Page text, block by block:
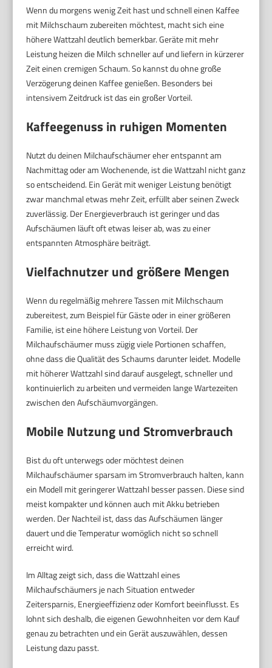
Wenn du morgens wenig Zeit hast und schnell einen Kaffee
mit Milchschaum zubereiten möchtest, macht sich eine
höhere Wattzahl deutlich bemerkbar. Geräte mit mehr
Leistung heizen die Milch schneller auf und liefern in kürzerer
Zeit einen cremigen Schaum. So kannst du ohne große
Verzögerung deinen Kaffee genießen. Besonders bei
intensivem Zeitdruck ist das ein großer Vorteil.
Kaffeegenuss in ruhigen Momenten
Nutzt du deinen Milchaufschäumer eher entspannt am
Nachmittag oder am Wochenende, ist die Wattzahl nicht ganz
so entscheidend. Ein Gerät mit weniger Leistung benötigt
zwar manchmal etwas mehr Zeit, erfüllt aber seinen Zweck
zuverlässig. Der Energieverbrauch ist geringer und das
Aufschäumen läuft oft etwas leiser ab, was zu einer
entspannten Atmosphäre beiträgt.
Vielfachnutzer und größere Mengen
Wenn du regelmäßig mehrere Tassen mit Milchschaum
zubereitest, zum Beispiel für Gäste oder in einer größeren
Familie, ist eine höhere Leistung von Vorteil. Der
Milchaufschäumer muss zügig viele Portionen schaffen,
ohne dass die Qualität des Schaums darunter leidet. Modelle
mit höherer Wattzahl sind darauf ausgelegt, schneller und
kontinuierlich zu arbeiten und vermeiden lange Wartezeiten
zwischen den Aufschäumvorgängen.
Mobile Nutzung und Stromverbrauch
Bist du oft unterwegs oder möchtest deinen
Milchaufschäumer sparsam im Stromverbrauch halten, kann
ein Modell mit geringerer Wattzahl besser passen. Diese sind
meist kompakter und können auch mit Akku betrieben
werden. Der Nachteil ist, dass das Aufschäumen länger
dauert und die Temperatur womöglich nicht so schnell
erreicht wird.
Im Alltag zeigt sich, dass die Wattzahl eines
Milchaufschäumers je nach Situation entweder
Zeitersparnis, Energieeffizienz oder Komfort beeinflusst. Es
lohnt sich deshalb, die eigenen Gewohnheiten vor dem Kauf
genau zu betrachten und ein Gerät auszuwählen, dessen
Leistung dazu passt.